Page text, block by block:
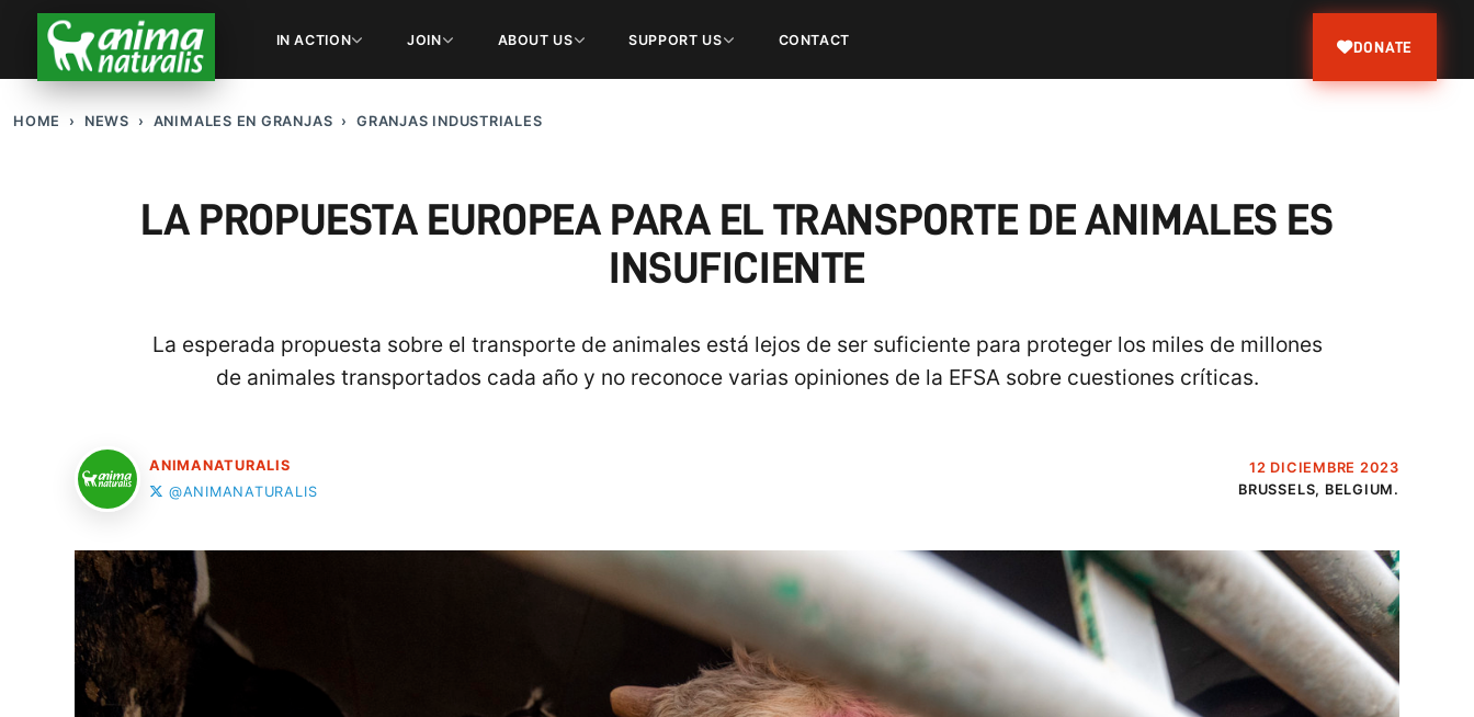
IN ACTION JOIN ABOUT US SUPPORT US CONTACT DONATE
HOME NEWS ANIMALES EN GRANJAS GRANJAS INDUSTRIALES
LA PROPUESTA EUROPEA PARA EL TRANSPORTE DE ANIMALES ES
INSUFICIENTE
La esperada propuesta sobre el transporte de animales está lejos de ser suficiente para proteger los miles de millones
de animales transportados cada año y no reconoce varias opiniones de la EFSA sobre cuestiones críticas.
ANIMANATURALIS
@ANIMANATURALIS
12 DICIEMBRE 2023
BRUSSELS, BELGIUM.